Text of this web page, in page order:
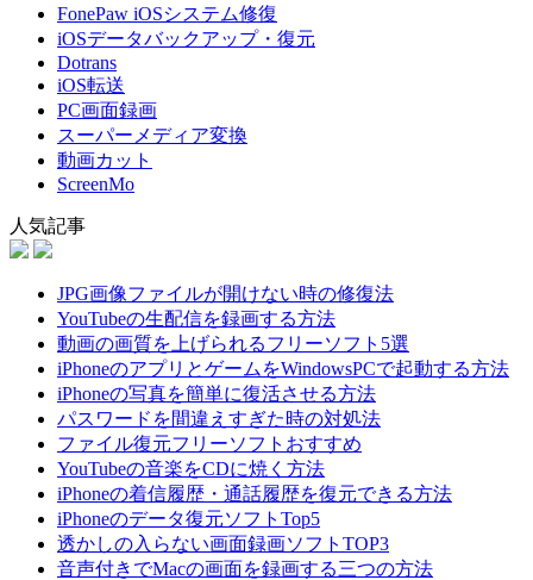
FonePaw iOSシステム修復
iOSデータバックアップ・復元
Dotrans
iOS転送
PC画面録画
スーパーメディア変換
動画カット
ScreenMo
人気記事
JPG画像ファイルが開けない時の修復法
YouTubeの生配信を録画する方法
動画の画質を上げられるフリーソフト5選
iPhoneのアプリとゲームをWindowsPCで起動する方法
iPhoneの写真を簡単に復活させる方法
パスワードを間違えすぎた時の対処法
ファイル復元フリーソフトおすすめ
YouTubeの音楽をCDに焼く方法
iPhoneの着信履歴・通話履歴を復元できる方法
iPhoneのデータ復元ソフトTop5
透かしの入らない画面録画ソフトTOP3
音声付きでMacの画面を録画する三つの方法